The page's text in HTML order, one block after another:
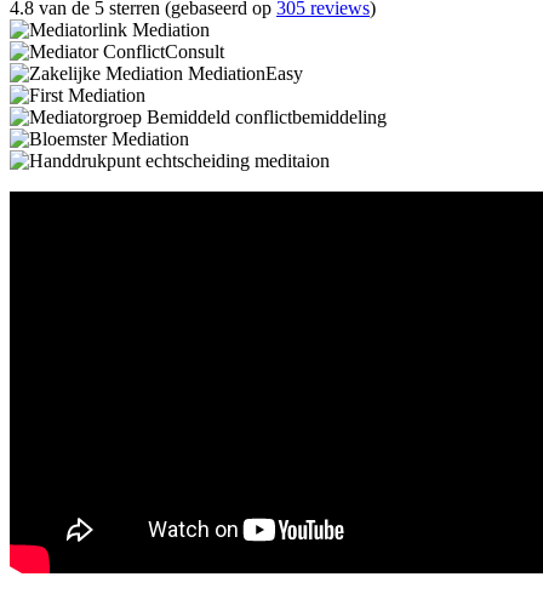
4.8 van de 5 sterren (gebaseerd op 305 reviews)